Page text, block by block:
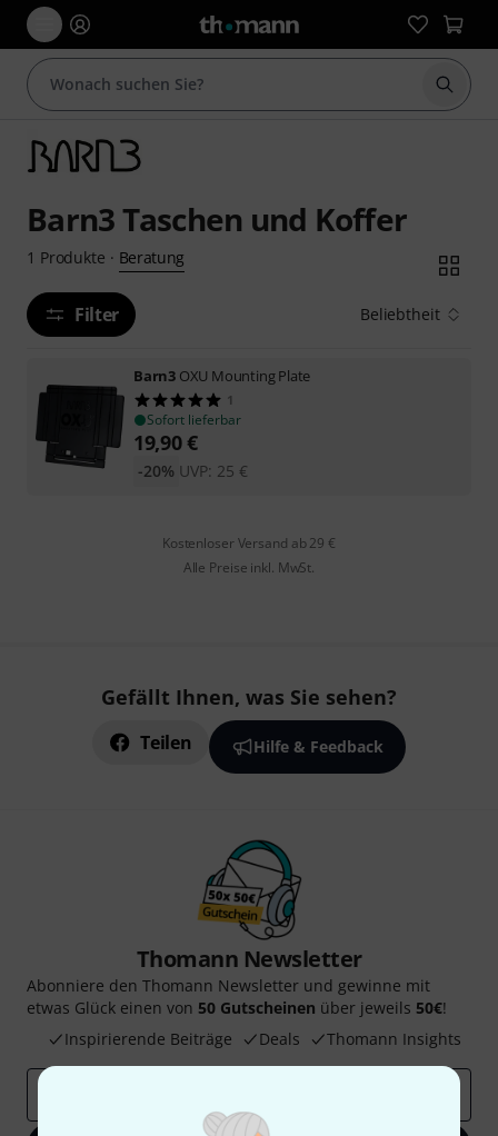
Suche
Barn3 Taschen und Koffer
1 Produkte · Beratung
Filter Beliebtheit
Barn3 OXU Mounting Plate
1
Sofort lieferbar
19,90€
UVP: 25 €
-20%
Kostenloser Versand ab 29 €
Alle Preise inkl. MwSt.
Gefällt Ihnen, was Sie sehen?
Teilen Hilfe & Feedback
Thomann Newsletter
Abonniere den Thomann Newsletter und gewinne mit
etwas Glück einen von 50 Gutscheinen über jeweils 50€!
Inspirierende Beiträge
Deals Thomann Insights